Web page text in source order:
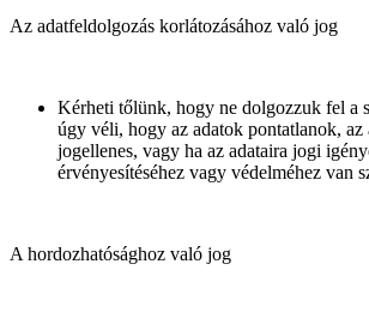
Az adatfeldolgozás korlátozásához való jog
Kérheti tőlünk, hogy ne dolgozzuk fel a
úgy véli, hogy az adatok pontatlanok, az
jogellenes, vagy ha az adataira jogi
érvényesítéséhez vagy védelméhez van
A hordozhatósághoz való jog